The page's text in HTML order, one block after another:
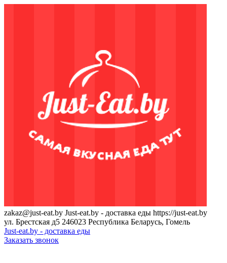
zakaz@just-eat.by Just-eat.by - доставка еды https://just-eat.by
ул. Брестская д5 246023 Республика Беларусь, Гомель
Just-eat.by - доставка еды
Заказать звонок